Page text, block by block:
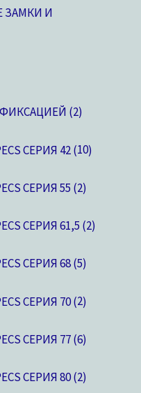
ЗАМКИ И
2
СЕРИЯ 42 10
СЕРИЯ 55 2
СЕРИЯ 61,5 2
СЕРИЯ 68 5
СЕРИЯ 70 2
СЕРИЯ 77 6
СЕРИЯ 80 2